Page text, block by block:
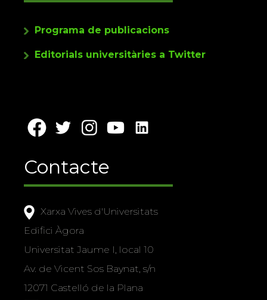
Programa de publicacions
Editorials universitàries a Twitter
Contacte
Xarxa Vives d'Universitats
Edifici Àgora
Universitat Jaume I, local 10
Av. de Vicent Sos Baynat, s/n
12071 Castelló de la Plana